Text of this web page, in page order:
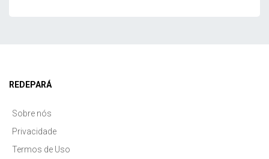
REDEPARÁ
Sobre nós
Privacidade
Termos de Uso